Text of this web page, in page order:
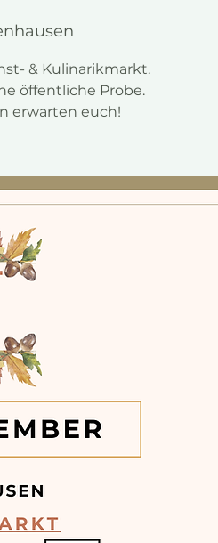
& Kulinarikmarkt.
öffentliche Probe.
erwarten euch!